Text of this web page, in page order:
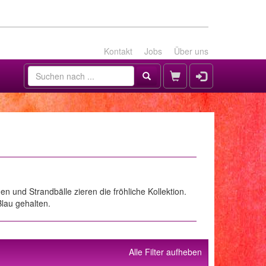
Kontakt Jobs Über uns
und Strandbälle zieren die fröhliche Kollektion.
gehalten.
Alle Filter aufheben